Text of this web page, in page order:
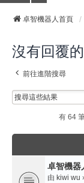
卓智機器人首頁
沒有回覆
前往進階搜尋
有 64
卓智機器
由 kiwi wu